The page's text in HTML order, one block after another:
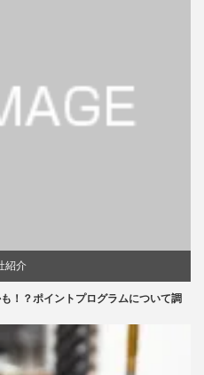
紹介
！？ポイントプログラムについて調